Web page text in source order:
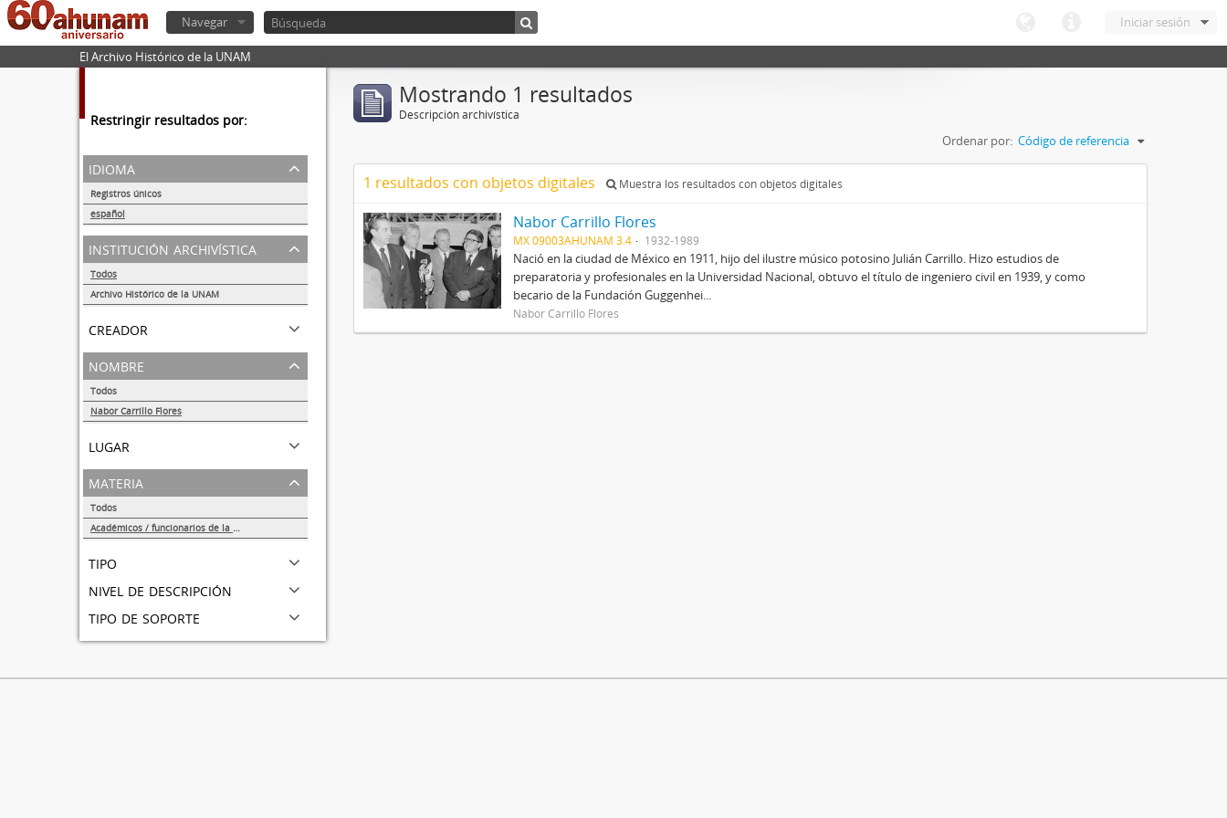
Iniciar sesión
Navegar
El Archivo Histórico de la UNAM
Restringir resultados por:
idioma
Registros únicos
español
1
institución archivística
Todos
Archivo Histórico de la UNAM
creador
nombre
Todos
Nabor Carrillo Flores
lugar
materia
Todos
Académicos / funcionarios de la Universidad
tipo
nivel de descripción
tipo de soporte
Mostrando 1 resultados
Descripción archivística
Ordenar por: Código de referencia
1 resultados con objetos digitales Muestra los resultados con objetos digitales
Nabor Carrillo Flores
MX 09003AHUNAM 3.4 1932-1989
Nació en la ciudad de México en 1911, hijo del ilustre músico potosino Julián Carrillo. Hizo estudios de
preparatoria y profesionales en la Universidad Nacional, obtuvo el título de ingeniero civil en 1939, y como
becario de la Fundación Guggenhei...
Nabor Carrillo Flores